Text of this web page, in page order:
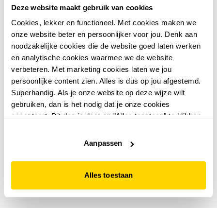
Deze website maakt gebruik van cookies
Cookies, lekker en functioneel. Met cookies maken we
onze website beter en persoonlijker voor jou. Denk aan
noodzakelijke cookies die de website goed laten werken
en analytische cookies waarmee we de website
verbeteren. Met marketing cookies laten we jou
persoonlijke content zien. Alles is dus op jou afgestemd.
Superhandig. Als je onze website op deze wijze wilt
gebruiken, dan is het nodig dat je onze cookies
accepteert. Dit doe je door op "Alles toestaan" te klikken.
website niet optimaal functioneert.
Aanpassen
Alles toestaan